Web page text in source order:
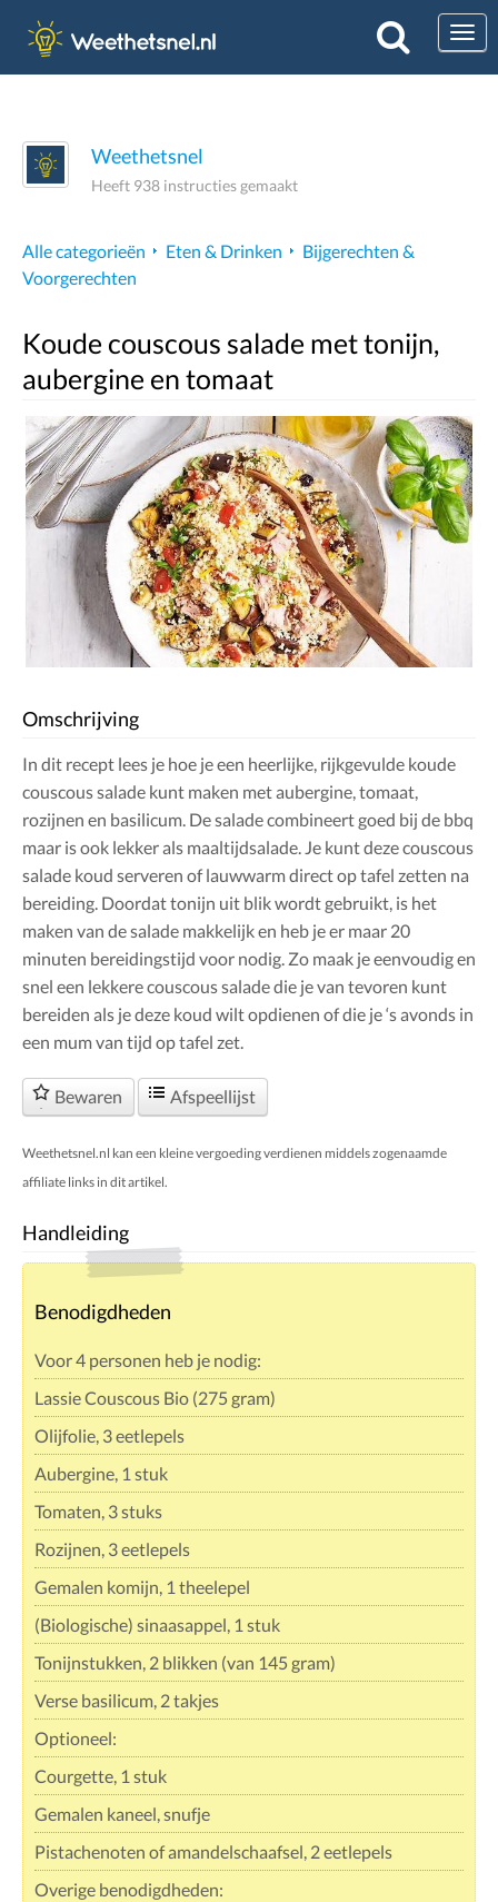
Weethetsnel
Heeft 938 instructies gemaakt
Alle categorieën Eten & Drinken
Bijgerechten &
Voorgerechten
Koude couscous salade met tonijn,
aubergine en tomaat
Omschrijving
In dit recept lees je hoe je een heerlijke, rijkgevulde koude
couscous salade kunt maken met aubergine, tomaat,
rozijnen en basilicum. De salade combineert goed bij de bbq
maar is ook lekker als maaltijdsalade. Je kunt deze couscous
salade koud serveren of lauwwarm direct op tafel zetten na
bereiding. Doordat tonijn uit blik wordt gebruikt, is het
maken van de salade makkelijk en heb je er maar 20
minuten bereidingstijd voor nodig. Zo maak je eenvoudig en
snel een lekkere couscous salade die je van tevoren kunt
bereiden als je deze koud wilt opdienen of die je ‘s avonds in
een mum van tijd op tafel zet.
Bewaren Afspeellijst
Weethetsnel.nl kan een kleine vergoeding verdienen middels zogenaamde
affiliate links in dit artikel.
Handleiding
Benodigdheden
Voor 4 personen heb je nodig:
Lassie Couscous Bio (275 gram)
Olijfolie, 3 eetlepels
Aubergine, 1 stuk
Tomaten, 3 stuks
Rozijnen, 3 eetlepels
Gemalen komijn, 1 theelepel
(Biologische) sinaasappel, 1 stuk
Tonijnstukken, 2 blikken (van 145 gram)
Verse basilicum, 2 takjes
Optioneel:
Courgette, 1 stuk
Gemalen kaneel, snufje
Pistachenoten of amandelschaafsel, 2 eetlepels
Overige benodigdheden: